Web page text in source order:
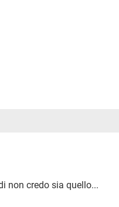
non credo sia quello...